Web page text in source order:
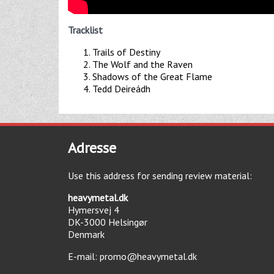
Tracklist
Trails of Destiny
The Wolf and the Raven
Shadows of the Great Flame
Tedd Deireádh
Adresse
Use this address for sending review material:
heavymetal.dk
Hymersvej 4
DK-3000 Helsingør
Denmark
E-mail: promo@heavymetal.dk